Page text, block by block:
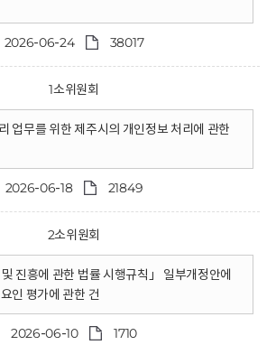
2026-06-24 38017
1소위원회
업무를 위한 제주시의 개인정보 처리에 관한
2026-06-18 21849
2소위원회
및 진흥에 관한 법률 시행규칙」 일부개정안에
인 평가에 관한 건
2026-06-10 1710